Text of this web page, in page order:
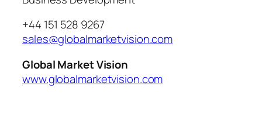
+44 151 528 9267
sales@globalmarketvision.com
Global Market Vision
www.globalmarketvision.com